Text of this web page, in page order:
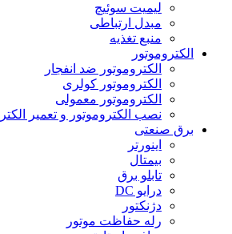
لیمیت سوئیچ
مبدل ارتباطی
منبع تغذیه
الکتروموتور
الکتروموتور ضد انفجار
الکتروموتور کولری
الکتروموتور معمولی
نصب الکتروموتور و تعمیر
برق صنعتی
اینورتر
بیمتال
تابلو برق
درایو DC
دژنکتور
رله حفاظت موتور